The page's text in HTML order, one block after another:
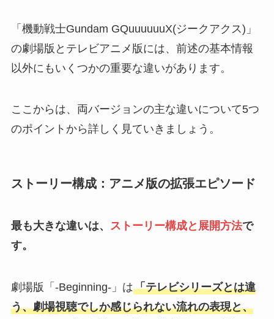
「機動戦士Gundam GQuuuuuuX(ジークアクス)」
の劇場版とテレビアニメ版には、前述の基本情報
以外にもいくつかの重要な違いがあります。
ここからは、両バージョンの主な違いについて5つ
のポイントから詳しく見ていきましょう。
ストーリー構成：アニメ版の拡張エピソード
最も大きな違いは、 ストーリー構成と展開方法で
す。
劇場版「-Beginning-」は「テレビシリーズとは違
う、劇場視聴でしか感じられない流れの表現と、